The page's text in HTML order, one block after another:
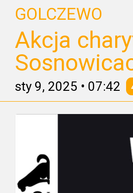
GOLCZEWO
Akcja
sty 9, 2025 • 07:42